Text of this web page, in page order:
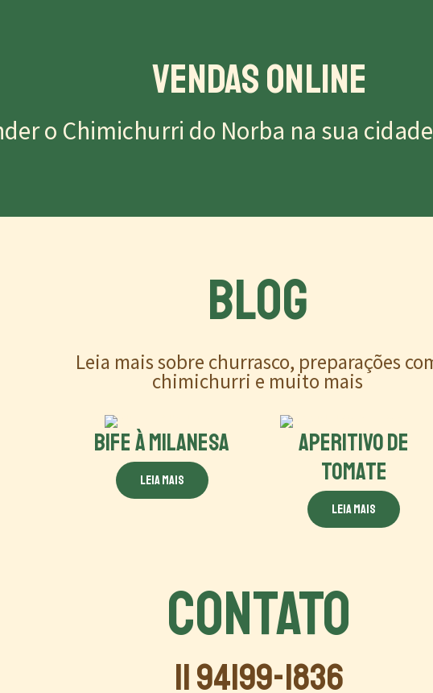
Vendas Online
o Chimichurri do Norba na sua
BLOG
Leia mais sobre churrasco, preparações
chimichurri e muito mais
BIFE À MILANESA
Leia mais
APERITIVO DE
TOMATE
Leia mais
CONTATO
11 94199-1836